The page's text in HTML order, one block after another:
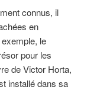
connus, il
en
le
pour les
de Victor Horta,
installé dans sa